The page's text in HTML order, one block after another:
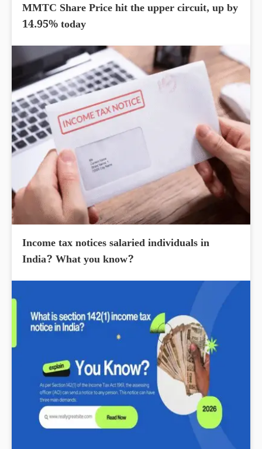
MMTC Share Price hit the upper circuit, up by
14.95% today
Income tax notices salaried individuals in
India? What you know?